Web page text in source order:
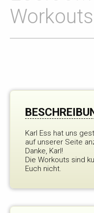
Workouts
Karl Ess hat uns
auf unserer Seite
Danke, Karl!
Die Workouts sind
Euch nicht.